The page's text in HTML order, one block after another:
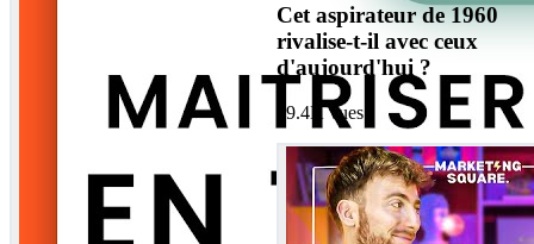
Cet aspirateur de 1960
rivalise-t-il avec ceux
d'aujourd'hui ?
39.4K vues